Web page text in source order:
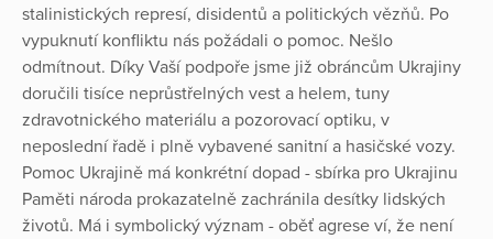
stalinistických represí, disidentů a politických vězňů. Po
vypuknutí konfliktu nás požádali o pomoc. Nešlo
odmítnout. Díky Vaší podpoře jsme již obráncům Ukrajiny
doručili tisíce neprůstřelných vest a helem, tuny
zdravotnického materiálu a pozorovací optiku, v
neposlední řadě i plně vybavené sanitní a hasičské vozy.
Pomoc Ukrajině má konkrétní dopad - sbírka pro Ukrajinu
Paměti národa prokazatelně zachránila desítky lidských
životů. Má i symbolický význam - oběť agrese ví, že není